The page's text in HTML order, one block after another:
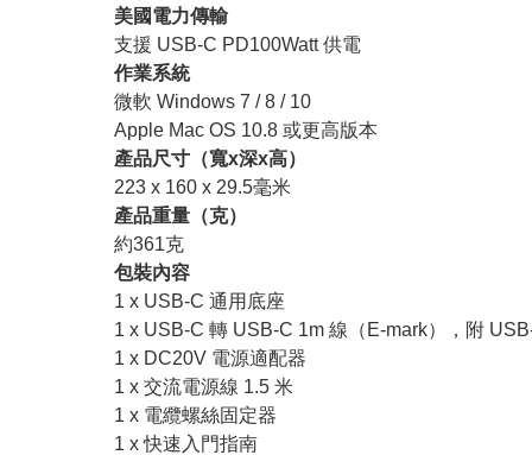
美國電力傳輸
支援 USB-C PD100Watt 供電
作業系統
微軟 Windows 7 / 8 / 10
Apple Mac OS 10.8 或更高版本
產品尺寸（寬x深x高）
223 x 160 x 29.5毫米
產品重量（克）
約361克
包裝內容
1 x USB-C 通用底座
1 x USB-C 轉 USB-C 1m 線（E-mark），附
1 x DC20V 電源適配器
1 x 交流電源線 1.5 米
1 x 電纜螺絲固定器
1 x 快速入門指南